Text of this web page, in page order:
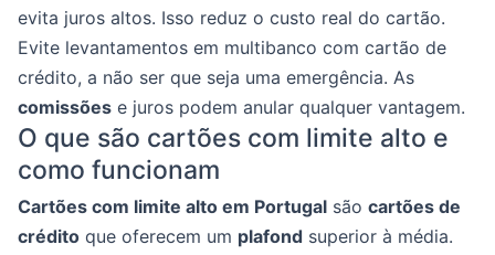
evita juros altos. Isso reduz o custo real do cartão.
Evite levantamentos em multibanco com cartão de
crédito, a não ser que seja uma emergência. As
comissões e juros podem anular qualquer vantagem.
O que são cartões com limite alto e
como funcionam
Cartões com limite alto em Portugal são cartões de
crédito que oferecem um plafond superior à média.